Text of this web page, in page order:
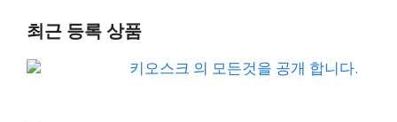
최근 등록 상품
키오스크 의 모든것을 공개 합니다.